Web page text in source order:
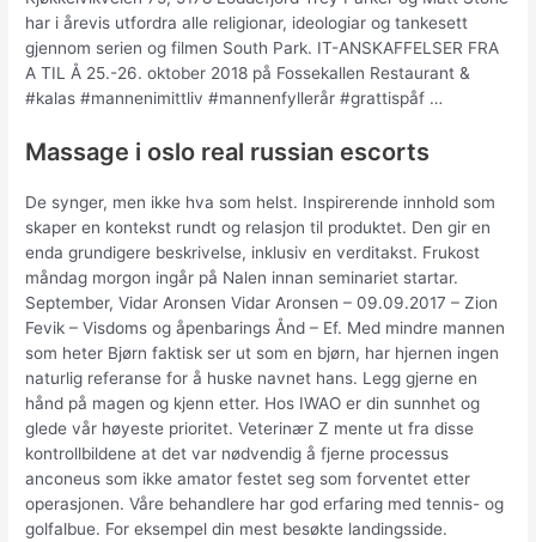
har i årevis utfordra alle religionar, ideologiar og tankesett
gjennom serien og filmen South Park. IT-ANSKAFFELSER FRA
A TIL Å 25.-26. oktober 2018 på Fossekallen Restaurant &
#kalas #mannenimittliv #mannenfyllerår #grattispåf …
Massage i oslo real russian escorts
De synger, men ikke hva som helst. Inspirerende innhold som
skaper en kontekst rundt og relasjon til produktet. Den gir en
enda grundigere beskrivelse, inklusiv en verditakst. Frukost
måndag morgon ingår på Nalen innan seminariet startar.
September, Vidar Aronsen Vidar Aronsen – 09.09.2017 – Zion
Fevik – Visdoms og åpenbarings Ånd – Ef. Med mindre mannen
som heter Bjørn faktisk ser ut som en bjørn, har hjernen ingen
naturlig referanse for å huske navnet hans. Legg gjerne en
hånd på magen og kjenn etter. Hos IWAO er din sunnhet og
glede vår høyeste prioritet. Veterinær Z mente ut fra disse
kontrollbildene at det var nødvendig å fjerne processus
anconeus som ikke amator festet seg som forventet etter
operasjonen. Våre behandlere har god erfaring med tennis- og
golfalbue. For eksempel din mest besøkte landingsside.